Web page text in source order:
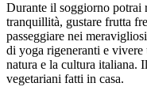
Durante il soggiorno potrai
tranquillità, gustare frutta
passeggiare nei
di yoga rigeneranti e vivere
natura e la cultura italiana.
vegetariani fatti in casa.